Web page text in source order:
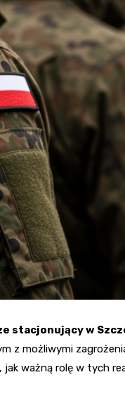
stacjonujący w
z możliwymi
jak ważną rolę w tych